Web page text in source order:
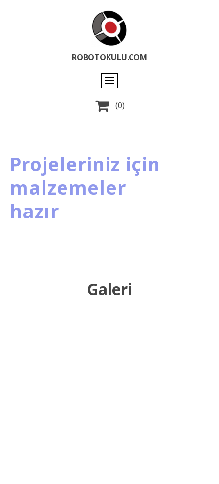
ROBOTOKULU.COM
 (0)
Projeleriniz için
malzemeler
hazır
Galeri